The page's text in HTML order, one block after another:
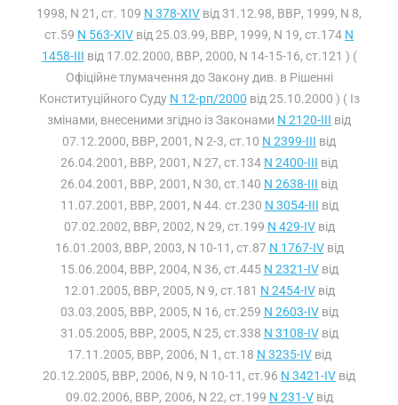
1998, N 21, ст. 109 N 378-XIV від 31.12.98, ВВР, 1999, N 8,
ст.59 N 563-XIV від 25.03.99, ВВР, 1999, N 19, ст.174 N
1458-III від 17.02.2000, ВВР, 2000, N 14-15-16, ст.121 ) (
Офіційне тлумачення до Закону див. в Рішенні
Конституційного Суду N 12-рп/2000 від 25.10.2000 ) ( Із
змінами, внесеними згідно із Законами N 2120-III від
07.12.2000, ВВР, 2001, N 2-3, ст.10 N 2399-III від
26.04.2001, ВВР, 2001, N 27, ст.134 N 2400-III від
26.04.2001, ВВР, 2001, N 30, ст.140 N 2638-III від
11.07.2001, ВВР, 2001, N 44. ст.230 N 3054-III від
07.02.2002, ВВР, 2002, N 29, ст.199 N 429-IVвід
16.01.2003, ВВР, 2003, N 10-11, ст.87 N 1767-IVвід
15.06.2004, ВВР, 2004, N 36, ст.445 N 2321-IVвід
12.01.2005, ВВР, 2005, N 9, ст.181 N 2454-IVвід
03.03.2005, ВВР, 2005, N 16, ст.259 N 2603-IVвід
31.05.2005, ВВР, 2005, N 25, ст.338 N 3108-IVвід
17.11.2005, ВВР, 2006, N 1, ст.18 N 3235-IVвід
20.12.2005, ВВР, 2006, N 9, N 10-11, ст.96 N 3421-IV від
09.02.2006, ВВР, 2006, N 22, ст.199 N 231-Vвід